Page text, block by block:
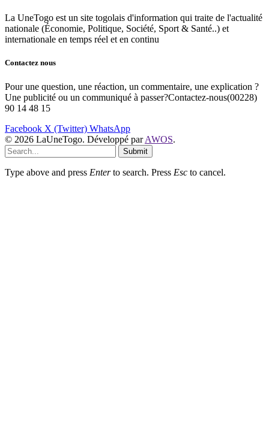
La UneTogo est un site togolais d'information qui traite de l'actualité
nationale (Économie, Politique, Société, Sport & Santé..) et
internationale en temps réel et en continu
Contactez nous
Pour une question, une réaction, un commentaire, une explication ?
Une publicité ou un communiqué à passer?Contactez-nous(00228)
90 14 48 15
Facebook X (Twitter) WhatsApp
© 2026 LaUneTogo. Développé parAWOS.
Submit
Type above and press Enterto search. Press Esc to cancel.